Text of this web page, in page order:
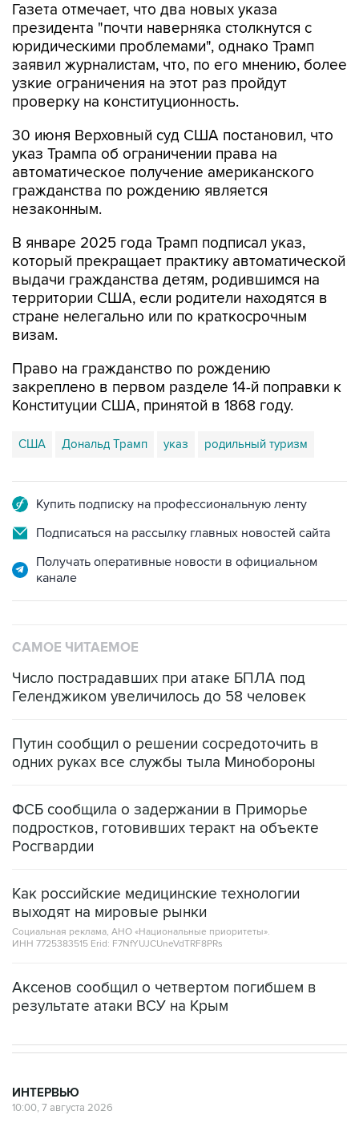
Газета отмечает, что два новых указа
президента "почти наверняка столкнутся с
юридическими проблемами", однако Трамп
заявил журналистам, что, по его мнению, более
узкие ограничения на этот раз пройдут
проверку на конституционность.
30 июня Верховный суд США постановил, что
указ Трампа об ограничении права на
автоматическое получение американского
гражданства по рождению является
незаконным.
В январе 2025 года Трамп подписал указ,
который прекращает практику автоматической
выдачи гражданства детям, родившимся на
территории США, если родители находятся в
стране нелегально или по краткосрочным
визам.
Право на гражданство по рождению
закреплено в первом разделе 14-й поправки к
Конституции США, принятой в 1868 году.
США Дональд Трамп указ родильный туризм
Купить подписку на профессиональную ленту
Подписаться на рассылку главных новостей сайта
Получать оперативные новости в официальном
канале
САМОЕ ЧИТАЕМОЕ
Число пострадавших при атаке БПЛА под
Геленджиком увеличилось до 58 человек
Путин сообщил о решении сосредоточить в
одних руках все службы тыла Минобороны
ФСБ сообщила о задержании в Приморье
подростков, готовивших теракт на объекте
Росгвардии
Как российские медицинские технологии
выходят на мировые рынки
Социальная реклама, АНО «Национальные приоритеты».
ИНН 7725383515 Erid: F7NfYUJCUneVdTRF8PRs
Аксенов сообщил о четвертом погибшем в
результате атаки ВСУ на Крым
ИНТЕРВЬЮ
10:00, 7 августа 2026